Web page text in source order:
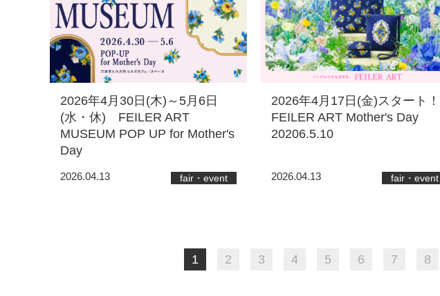
2026年4月30日(木)～5月6日
(水・休) FEILER ART
MUSEUM POP UP for Mother's
Day
2026.04.13 fair・event
2026年4月17日(金)スタート！
FEILER ART Mother's Day
20206.5.10
2026.04.13 fair・event
1 2 3 4 5 6 7 8